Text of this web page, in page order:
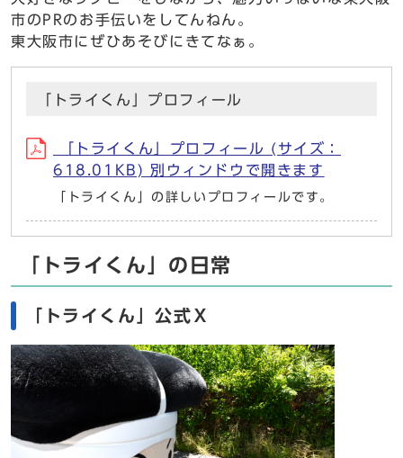
市のPRのお手伝いをしてんねん。
東大阪市にぜひあそびにきてなぁ。
「トライくん」プロフィール
「トライくん」プロフィール (サイズ：
618.01KB) 別ウィンドウで開きます
「トライくん」の詳しいプロフィールです。
「トライくん」の日常
「トライくん」公式Ｘ